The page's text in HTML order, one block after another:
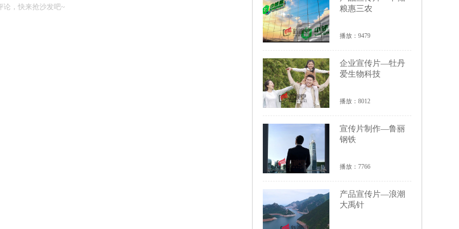
论，快来抢沙发吧~
粮惠三农
播放：9479
企业宣传片—牡丹
爱生物科技
播放：8012
宣传片制作—鲁丽
钢铁
播放：7766
产品宣传片—浪潮
大禹针